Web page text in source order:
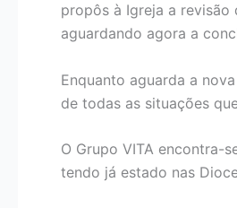
propôs à Igreja a
aguardando agora a
Enquanto aguarda a
de todas as situações
O Grupo VITA encontra-
tendo já estado nas